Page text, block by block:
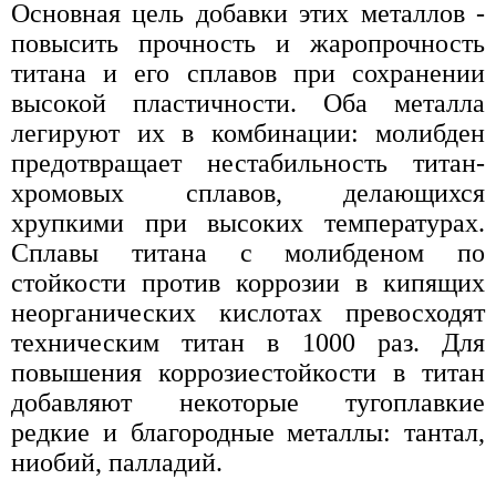
Основная цель добавки этих металлов -
повысить прочность и жаропрочность
титана и его сплавов при сохранении
высокой пластичности. Оба металла
легируют их в комбинации: молибден
предотвращает нестабильность титан-
хромовых сплавов, делающихся
хрупкими при высоких температурах.
Сплавы титана с молибденом по
стойкости против коррозии в кипящих
неорганических кислотах превосходят
техническим титан в 1000 раз. Для
повышения коррозиестойкости в титан
добавляют некоторые тугоплавкие
редкие и благородные металлы: тантал,
ниобий, палладий.